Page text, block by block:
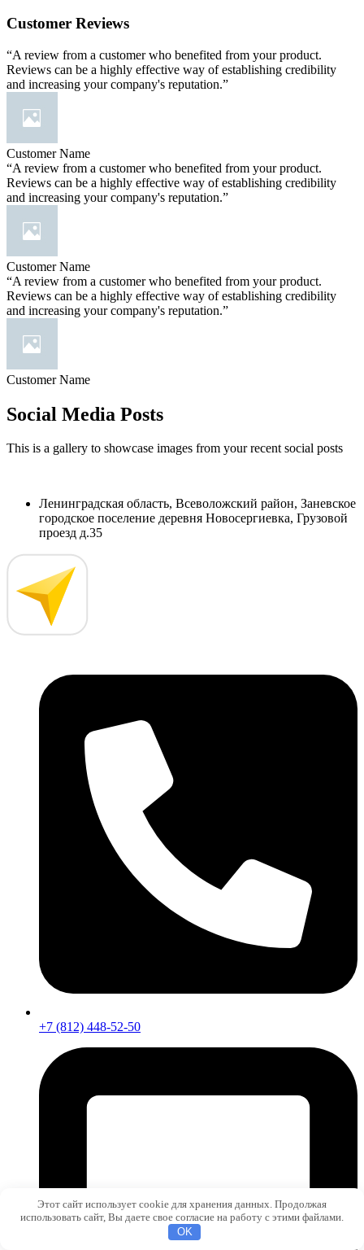
Customer Reviews
“A review from a customer who benefited from your product.
Reviews can be a highly effective way of establishing credibility
and increasing your company's reputation.”
Customer Name
“A review from a customer who benefited from your product.
Reviews can be a highly effective way of establishing credibility
and increasing your company's reputation.”
Customer Name
“A review from a customer who benefited from your product.
Reviews can be a highly effective way of establishing credibility
and increasing your company's reputation.”
Customer Name
Social Media Posts
This is a gallery to showcase images from your recent social posts
Ленинградская область, Всеволожский район, Заневское
городское поселение деревня Новосергиевка, Грузовой
проезд д.35
+7 (812) 448-52-50
Этот сайт использует cookie для хранения данных. Продолжая
использовать сайт, Вы даете свое согласие на работу с этими файлами.
OK